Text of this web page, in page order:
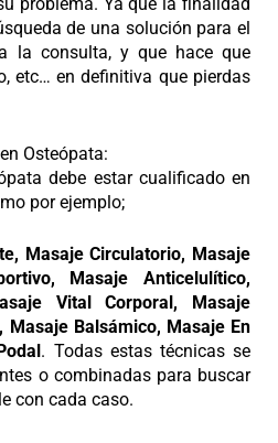
de una solución para el
la consulta, y que hace que
etc… en definitiva que pierdas
Osteópata:
debe estar cualificado en
por ejemplo;
Masaje Circulatorio, Masaje
Masaje Anticelulítico,
Vital Corporal, Masaje
Masaje Balsámico, Masaje En
. Todas estas técnicas se
o combinadas para buscar
con cada caso.